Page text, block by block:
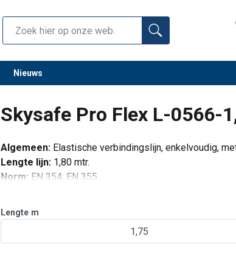
Nieuws
Verder
Skysafe Pro Flex L-0566-
Algemeen: Elastische verbindingslijn, enkelvoudig,
Lengte lijn: 1,80 mtr.
Norm: EN 354; EN 355.
Max. gewicht gebruiker:
Steigerhaak:FS 90 ALU
STAK TRI
Lengte m
1,75